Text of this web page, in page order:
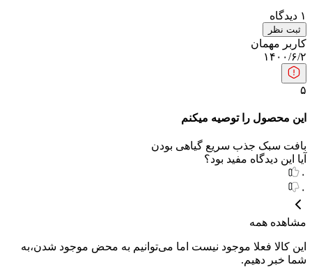
۱ دیدگاه
ثبت نظر
کاربر مهمان
۱۴۰۰/۶/۲
۵
این محصول را توصیه میکنم
بافت سبک جذب سریع گیاهی بودن
آیا این دیدگاه مفید بود؟
۰
۰
مشاهده همه
این کالا فعلا موجود نیست اما می‌توانیم به محض موجود شدن،به
شما خبر دهیم.